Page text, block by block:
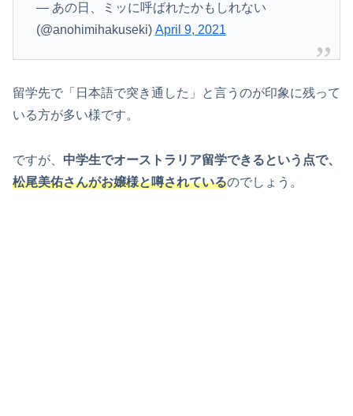
— あの日、ミッに呼ばれたかもしれない
(@anohimihakuseki) April 9, 2021
留学先で「日本語で突き通した」と言うのが印象に残って
いる方が多い様です。
ですが、 中学生でオーストラリア留学できるという点で、
松尾美佑さんがお嬢様と噂されているのでしょう。